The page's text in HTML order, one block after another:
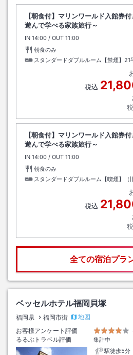
【朝食付】マリンワールド入館券
遊んで学べる家族旅行～
IN チェックイン
14:00 / OUT チェックアウト
11:00
朝食のみ
スタンダードダブルルーム【禁煙】21
税込
【朝食付】マリンワールド入館券
遊んで学べる家族旅行～
IN チェックイン
14:00 / OUT チェックアウト
11:00
朝食のみ
スタンダードダブルルーム【喫煙】（
税込
全ての宿泊プラ
ベッセルホテル福岡貝塚
福岡県 福岡市街
地図
お客様アンケート評価
るるぶトラベル評価
集計中
駅徒歩5分